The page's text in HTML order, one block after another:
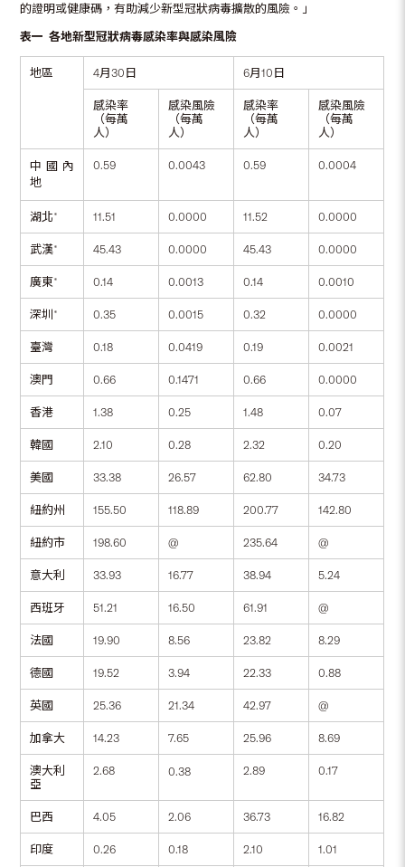
的證明或健康碼，有助減少新型冠狀病毒擴散的風險。」
表一 各地新型冠狀病毒感染率與感染風險
地區 4月30日 6月10日
感染率
（每萬
人）
感染風險
（每萬
人）
感染率
（每萬
人）
感染風險
（每萬
人）
中國內
地
0.59 0.0043 0.59 0.0004
湖北* 11.51 0.0000 11.52 0.0000
武漢* 45.43 0.0000 45.43 0.0000
廣東* 0.14 0.0013 0.14 0.0010
深圳* 0.35 0.0015 0.32 0.0000
臺灣 0.18 0.0419 0.19 0.0021
澳門 0.66 0.1471 0.66 0.0000
香港 1.38 0.25 1.48 0.07
韓國 2.10 0.28 2.32 0.20
美國 33.38 26.57 62.80 34.73
紐約州 155.50 118.89 200.77 142.80
紐約市 198.60 @ 235.64 @
意大利 33.93 16.77 38.94 5.24
西班牙 51.21 16.50 61.91 @
法國 19.90 8.56 23.82 8.29
德國 19.52 3.94 22.33 0.88
英國 25.36 21.34 42.97 @
加拿大 14.23 7.65 25.96 8.69
澳大利
亞
2.68 0.38 2.89 0.17
巴西 4.05 2.06 36.73 16.82
印度 0.26 0.18 2.10 1.01